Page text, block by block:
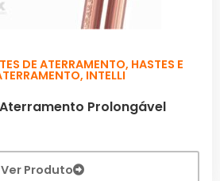
DE ATERRAMENTO, HASTES E
, INTELLI
Aterramento Prolongável
Ver Produto